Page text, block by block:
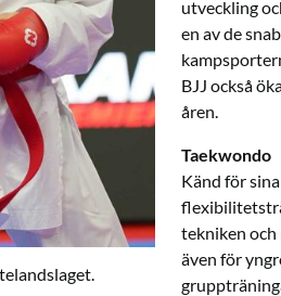
utveckling
en av de
BJJ också
åren.
Taekwondo
Känd för
tekniken
även för